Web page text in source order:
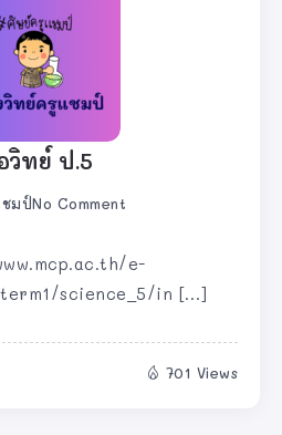
วิทย์ ป.5
มป์No Comment
e-
science_5/in […]
701 Views